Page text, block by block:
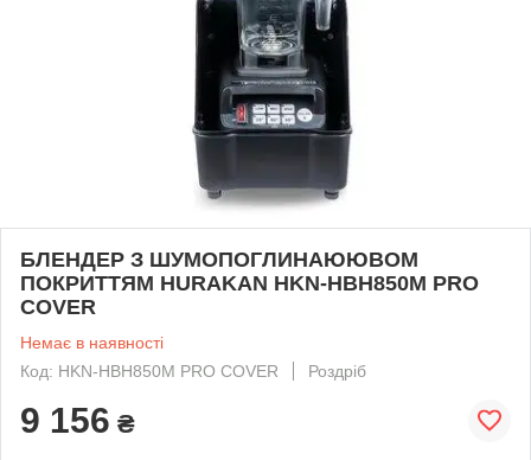
БЛЕНДЕР З ШУМОПОГЛИНАЮЮВОМ
ПОКРИТТЯМ HURAKAN HKN-HBH850M PRO
COVER
Немає в наявності
Код: HKN-HBH850M PRO COVER
Роздріб
9 156 ₴